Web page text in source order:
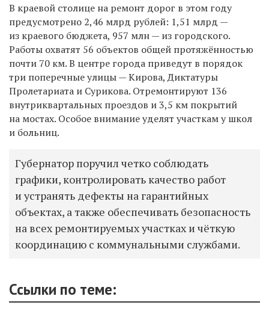
В краевой столице на ремонт дорог в этом году
предусмотрено 2,46 млрд рублей: 1,51 млрд —
из краевого бюджета, 957 млн — из городского.
Работы охватят 56 объектов общей протяжённостью
почти 70 км. В центре города приведут в порядок
три поперечные улицы — Кирова, Диктатуры
Пролетариата и Сурикова. Отремонтируют 136
внутриквартальных проездов и 3,5 км покрытий
на мостах. Особое внимание уделят участкам у школ
и больниц.
Губернатор поручил четко соблюдать
графики, контролировать качество работ
и устранять дефекты на гарантийных
объектах, а также обеспечивать безопасность
на всех ремонтируемых участках и чёткую
координацию с коммунальными службами.
Ссылки по теме: